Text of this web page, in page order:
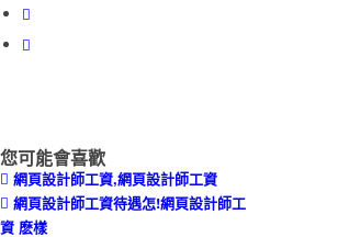
您可能會喜歡
網頁設計師工資,網頁設計師工資
網頁設計師工資待遇怎!網頁設計師工
資 麽樣